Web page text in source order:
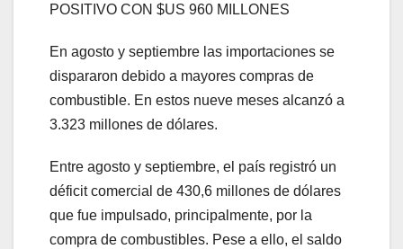
POSITIVO CON $US 960 MILLONES
En agosto y septiembre las importaciones se
dispararon debido a mayores compras de
combustible. En estos nueve meses alcanzó a
3.323 millones de dólares.
Entre agosto y septiembre, el país registró un
déficit comercial de 430,6 millones de dólares
que fue impulsado, principalmente, por la
compra de combustibles. Pese a ello, el saldo